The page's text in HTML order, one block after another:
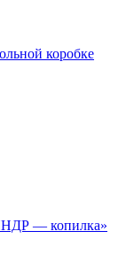
коробке